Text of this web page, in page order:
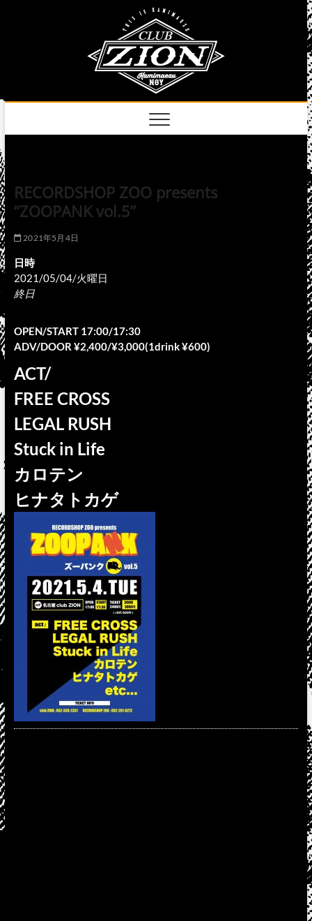
RECORDSHOP ZOO presents
“ZOOPANK vol.5”
2021年5月4日
日時
2021/05/04/火曜日
終日
OPEN/START 17:00/17:30
ADV/DOOR ¥2,400/¥3,000(1drink ¥600)
ACT/
FREE CROSS
LEGAL RUSH
Stuck in Life
カロテン
ヒナタトカゲ